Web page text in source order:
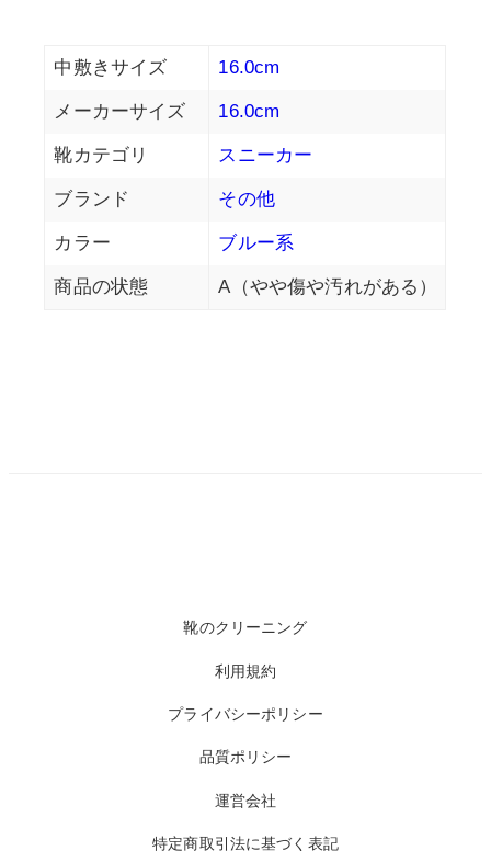
中敷きサイズ 16.0cm
メーカーサイズ 16.0cm
靴カテゴリ スニーカー
ブランド その他
カラー ブルー系
商品の状態 A（やや傷や汚れがある）
靴のクリーニング
利用規約
プライバシーポリシー
品質ポリシー
運営会社
特定商取引法に基づく表記